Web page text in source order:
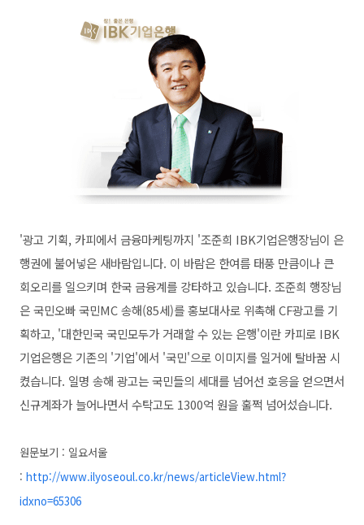
'광고 기획, 카피에서 금융마케팅까지 '조준희 IBK기업은행장님이 은
행권에 불어넣은 새바람입니다. 이 바람은 한여름 태풍 만큼이나 큰
회오리를 일으키며 한국 금융계를 강타하고 있습니다. 조준희 행장님
은 국민오빠 국민MC 송해(85세)를 홍보대사로 위촉해 CF광고를 기
획하고, '대한민국 국민모두가 거래할 수 있는 은행'이란 카피로 IBK
기업은행은 기존의 '기업'에서 '국민'으로 이미지를 일거에 탈바꿈 시
켰습니다. 일명 송해 광고는 국민들의 세대를 넘어선 호응을 얻으면서
신규계좌가 늘어나면서 수탁고도 1300억 원을 훌쩍 넘어섰습니다.
원문보기 : 일요서울
: http://www.ilyoseoul.co.kr/news/articleView.html?
idxno=65306